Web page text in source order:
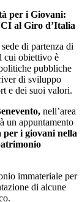
per i Giovani:
al Giro d’Italia
di partenza di
cui obiettivo è
pubbliche
di sviluppo
e dei suoi valori.
nell’area
un appuntamento
per i giovani nella
immateriale per
di alcune